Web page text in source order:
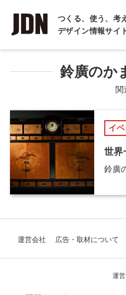
つくる、使う、考
デザイン情報サイ
INTERVIEW
インタビュー
REPORT
COLUMN
コラム
鈴廣のか
関
イ
世界
鈴廣
運営会社 広告・取材について
運